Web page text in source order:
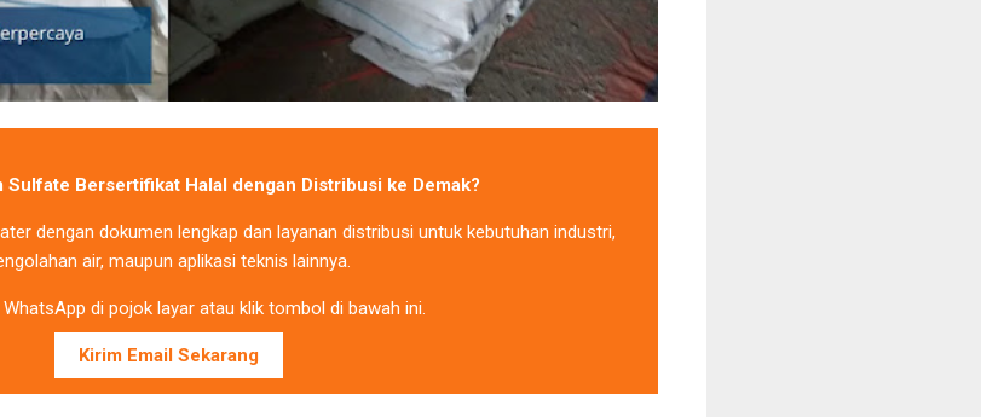
Sulfate Bersertifikat Halal dengan Distribusi ke Demak?
dengan dokumen lengkap dan layanan distribusi untuk kebutuhan industri,
air, maupun aplikasi teknis lainnya.
di pojok layar atau klik tombol di bawah ini.
Kirim Email Sekarang